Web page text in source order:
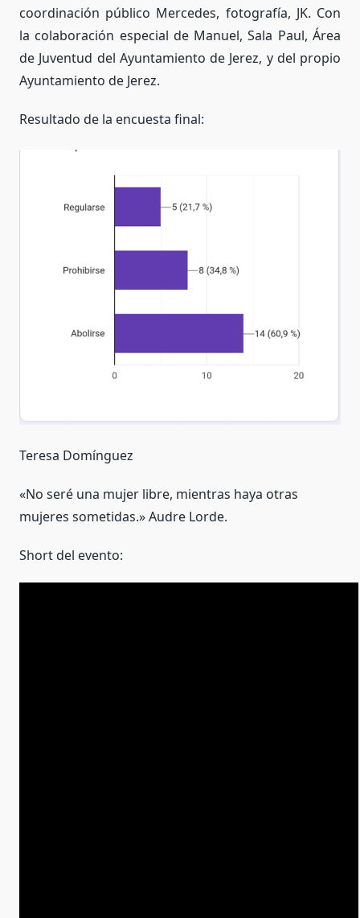
coordinación público Mercedes, fotografía, JK. Con
la colaboración especial de Manuel, Sala Paul, Área
de Juventud del Ayuntamiento de Jerez, y del propio
Ayuntamiento de Jerez.
Resultado de la encuesta final:
Teresa Domínguez
«No seré una mujer libre, mientras haya otras
mujeres sometidas.» Audre Lorde.
Short del evento: